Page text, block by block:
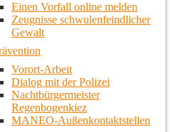
Einen Vorfall online melden
Zeugnisse schwulenfeindlicher
Gewalt
Vorort-Arbeit
Dialog mit der Polizei
Nachtbürgermeister
Regenbogenkiez
MANEO-Außenkontaktstellen